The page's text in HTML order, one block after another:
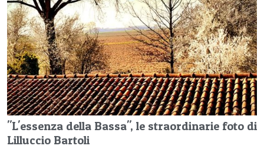
"L'essenza della Bassa", le straordinarie foto di
Lilluccio Bartoli